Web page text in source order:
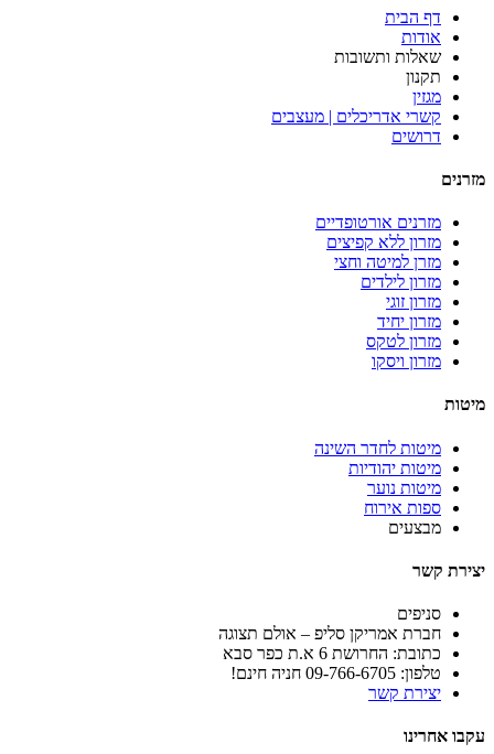
דף הבית
אודות
שאלות ותשובות
תקנון
מגזין
קשרי אדריכלים | מעצבים
דרושים
מזרנים
מזרנים אורטופדיים
מזרון ללא קפיצים
מזרן למיטה וחצי
מזרון לילדים
מזרון זוגי
מזרון יחיד
מזרון לטקס
מזרון ויסקו
מיטות
מיטות לחדר השינה
מיטות יהודיות
מיטות נוער
ספות אירוח
מבצעים
יצירת קשר
סניפים
חברת אמריקן סליפ – אולם תצוגה
כתובת: החרושת 6 א.ת כפר סבא
טלפון: 09-766-6705 חניה חינם!
יצירת קשר
עקבו אחרינו